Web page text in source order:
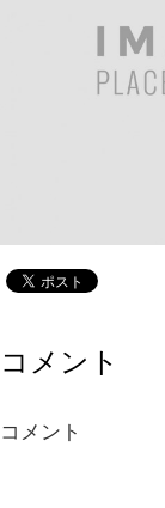
コメント
コメント